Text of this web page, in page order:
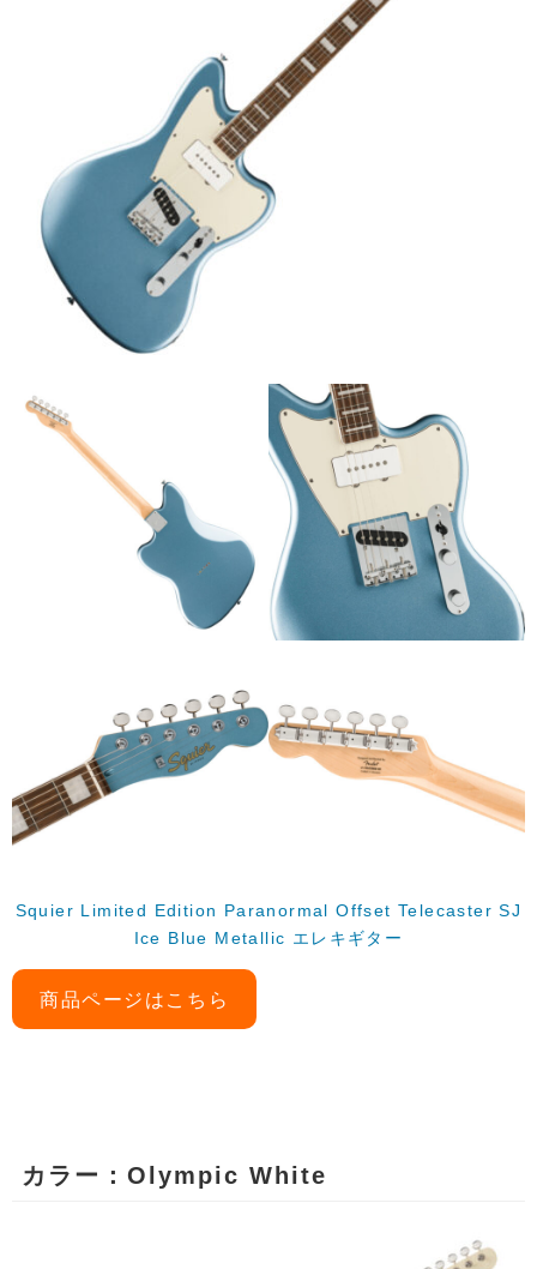
Squier Limited Edition Paranormal Offset Telecaster SJ
Ice Blue Metallic エレキギター
商品ページはこちら
カラー：Olympic White